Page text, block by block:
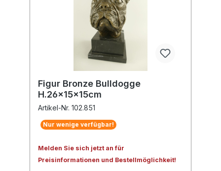
Figur Bronze Bulldogge
H.26x15x15cm
Artikel-Nr. 102.851
Nur wenige verfügbar!
Melden Sie sich jetzt an für
Preisinformationen und Bestellmöglichkeit!